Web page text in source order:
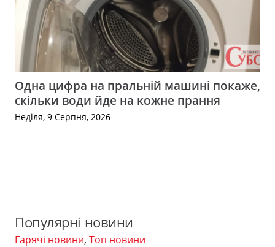
Одна цифра на пральній машині покаже,
скільки води йде на кожне прання
Неділя, 9 Серпня, 2026
Популярні новини
Гарячі новини, Топ новини